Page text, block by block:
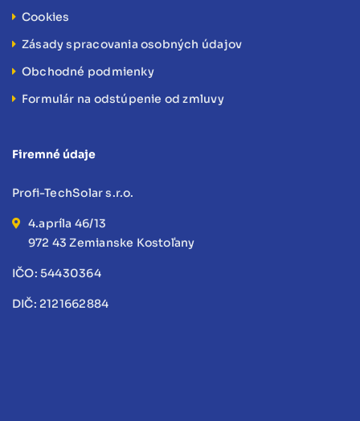
Cookies
Zásady spracovania osobných údajov
Obchodné podmienky
Formulár na odstúpenie od zmluvy
Firemné údaje
Profi-TechSolar s.r.o.
4.apríla 46/13
972 43 Zemianske Kostoľany
IČO: 54430364
DIČ: 2121662884